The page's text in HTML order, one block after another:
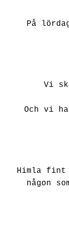
På
Vi
Och vi
Himla fint
någon